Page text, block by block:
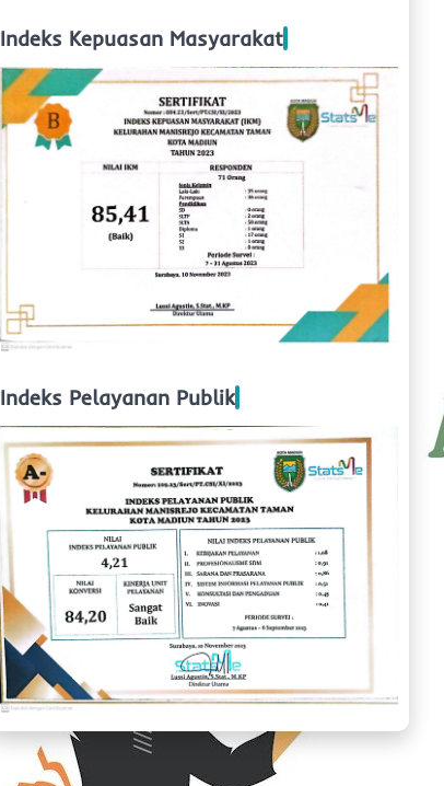
Indeks Kepuasan Masyarakat
Indeks Pelayanan Publik